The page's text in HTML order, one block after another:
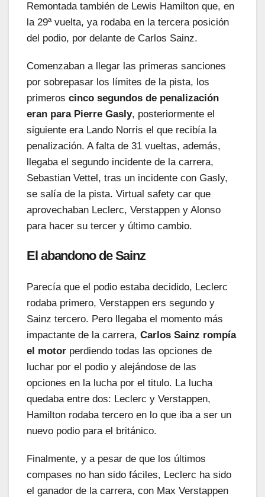
Remontada también de Lewis Hamilton que, en
la 29ª vuelta, ya rodaba en la tercera posición
del podio, por delante de Carlos Sainz.
Comenzaban a llegar las primeras sanciones
por sobrepasar los límites de la pista, los
primeros cinco segundos de penalización
eran para Pierre Gasly, posteriormente el
siguiente era Lando Norris el que recibía la
penalización. A falta de 31 vueltas, además,
llegaba el segundo incidente de la carrera,
Sebastian Vettel, tras un incidente con Gasly,
se salía de la pista. Virtual safety car que
aprovechaban Leclerc, Verstappen y Alonso
para hacer su tercer y último cambio.
El abandono de Sainz
Parecía que el podio estaba decidido, Leclerc
rodaba primero, Verstappen ers segundo y
Sainz tercero. Pero llegaba el momento más
impactante de la carrera, Carlos Sainz rompía
el motor perdiendo todas las opciones de
luchar por el podio y alejándose de las
opciones en la lucha por el titulo. La lucha
quedaba entre dos: Leclerc y Verstappen,
Hamilton rodaba tercero en lo que iba a ser un
nuevo podio para el británico.
Finalmente, y a pesar de que los últimos
compases no han sido fáciles, Leclerc ha sido
el ganador de la carrera, con Max Verstappen